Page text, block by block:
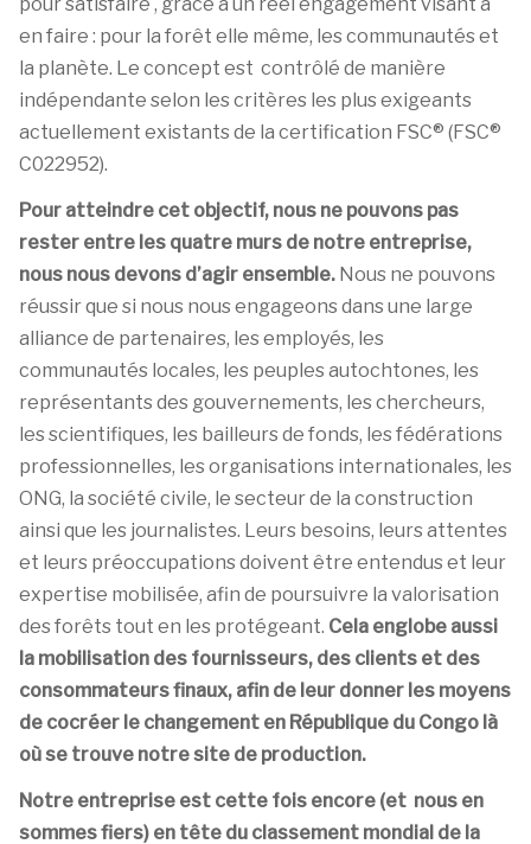
en faire : pour la forêt elle même, les communautés et
la planète. Le concept est contrôlé de manière
indépendante selon les critères les plus exigeants
actuellement existants de la certification FSC® (FSC®
C022952).
Pour atteindre cet objectif, nous ne pouvons pas
rester entre les quatre murs de notre entreprise,
nous nous devons d’agir ensemble. Nous ne pouvons
réussir que si nous nous engageons dans une large
alliance de partenaires, les employés, les
communautés locales, les peuples autochtones, les
représentants des gouvernements, les chercheurs,
les scientifiques, les bailleurs de fonds, les fédérations
professionnelles, les organisations internationales, les
ONG, la société civile, le secteur de la construction
ainsi que les journalistes. Leurs besoins, leurs attentes
et leurs préoccupations doivent être entendus et leur
expertise mobilisée, afin de poursuivre la valorisation
des forêts tout en les protégeant. Cela englobe aussi
la mobilisation des fournisseurs, des clients et des
consommateurs finaux, afin de leur donner les moyens
de cocréer le changement en République du Congo là
où se trouve notre site de production.
Notre entreprise est cette fois encore (et nous en
sommes fiers) en tête du classement mondial de la